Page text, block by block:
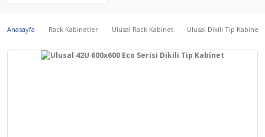
Anasayfa Rack Kabinetler Ulusal Rack Kabinet Ulusal Dikili Tip